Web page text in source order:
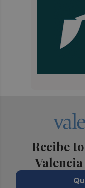
Recibe